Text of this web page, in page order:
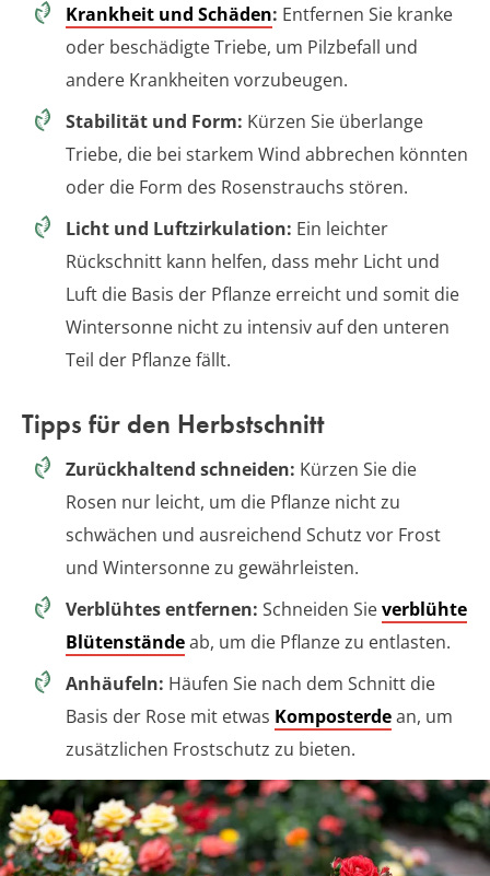
Krankheit und Schäden: Entfernen Sie kranke
oder beschädigte Triebe, um Pilzbefall und
andere Krankheiten vorzubeugen.
Stabilität und Form: Kürzen Sie überlange
Triebe, die bei starkem Wind abbrechen könnten
oder die Form des Rosenstrauchs stören.
Licht und Luftzirkulation: Ein leichter
Rückschnitt kann helfen, dass mehr Licht und
Luft die Basis der Pflanze erreicht und somit die
Wintersonne nicht zu intensiv auf den unteren
Teil der Pflanze fällt.
Tipps für den Herbstschnitt
Zurückhaltend schneiden: Kürzen Sie die
Rosen nur leicht, um die Pflanze nicht zu
schwächen und ausreichend Schutz vor Frost
und Wintersonne zu gewährleisten.
Verblühtes entfernen: Schneiden Sieverblühte
Blütenständeab, um die Pflanze zu entlasten.
Anhäufeln: Häufen Sie nach dem Schnitt die
Basis der Rose mit etwas Komposterdean, um
zusätzlichen Frostschutz zu bieten.